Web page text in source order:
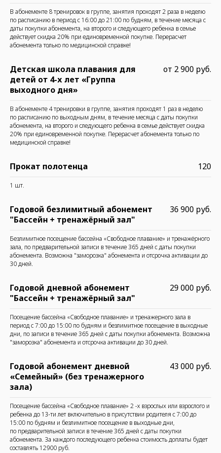
В абонементе 8 тренировок в группе, занятия проходят 2 раза в неделю
по расписанию в период с 16:00 до 21:00 по будням, в течение месяца с
даты покупки абонемента, на второго и следующего ребенка в семье
действует скидка 20% при единовременной покупке. Перерасчет
абонемента только по медицинской справке!
Детская школа плавания для
детей от 4-х лет «Группа
выходного дня»
от 2 900 руб.
В абонементе 4 тренировки в группе, занятия проходят 1 раз в неделю
по расписанию по выходным дням, в течение месяца с даты покупки
абонемента, на второго и следующего ребенка в семье действует скидка
20% при единовременной покупке. Перерасчет абонемента только по
медицинской справке!
Прокат полотенца 120
1 шт.
Годовой безлимитный абонемент
"Бассейн + тренажёрный зал"
36 900 руб.
Безлимитное посещение бассейна «Свободное плавание» и тренажёрного
зала, по предварительной записи в течение 365 дней с даты покупки
абонемента. Возможна "заморозка" абонемента и отсрочка активации до
30 дней.
Годовой дневной абонемент
"Бассейн + тренажёрный зал"
29 000 руб.
Посещение бассейна «Свободное плавание» и тренажерного зала в
период с 7:00 до 15:00 по будням и безлимитное посещение в выходные
дни, по записи в течение 365 дней с даты покупки абонемента. Возможна
"заморозка" абонемента и отсрочка активации до 30 дней.
Годовой абонемент дневной
«Семейный» (без тренажерного
зала)
43 000 руб.
Посещение бассейна «Свободное плавание» 2 -х взрослых или взрослого и
ребенка до 13-ти лет включительно в присутствии родителя с 7:00 до
15:00 по будням и безлимитное посещение в выходные дни,
по предварительной записи в течение 365 дней с даты покупки
абонемента. За каждого последующего ребенка стоимость доплаты будет
составлять 12900 руб.